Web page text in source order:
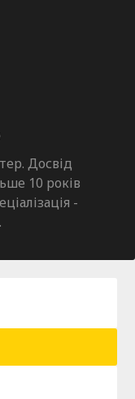
Досвід
10 років
-